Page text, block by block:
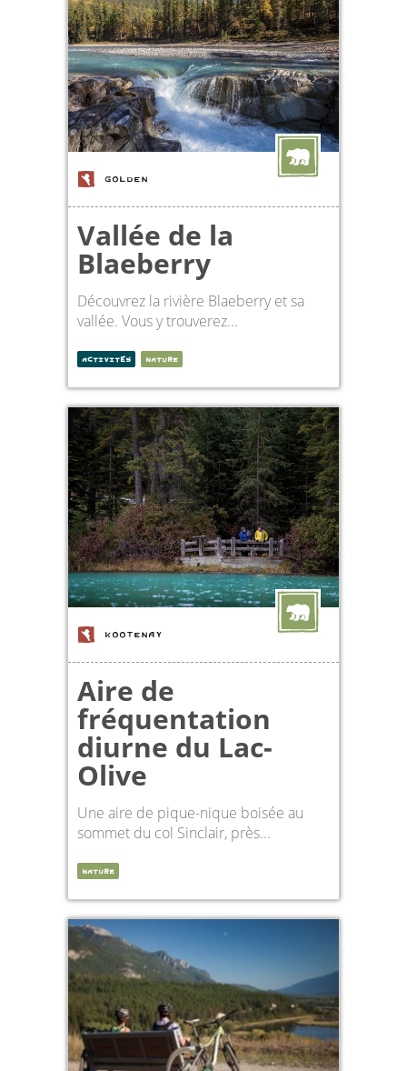
GOLDEN
Vallée de la
Blaeberry
Découvrez la rivière Blaeberry et sa
vallée. Vous y trouverez...
ACTIVITÉS NATURE
KOOTENAY
Aire de
fréquentation
diurne du Lac-
Olive
Une aire de pique-nique boisée au
sommet du col Sinclair, près...
NATURE